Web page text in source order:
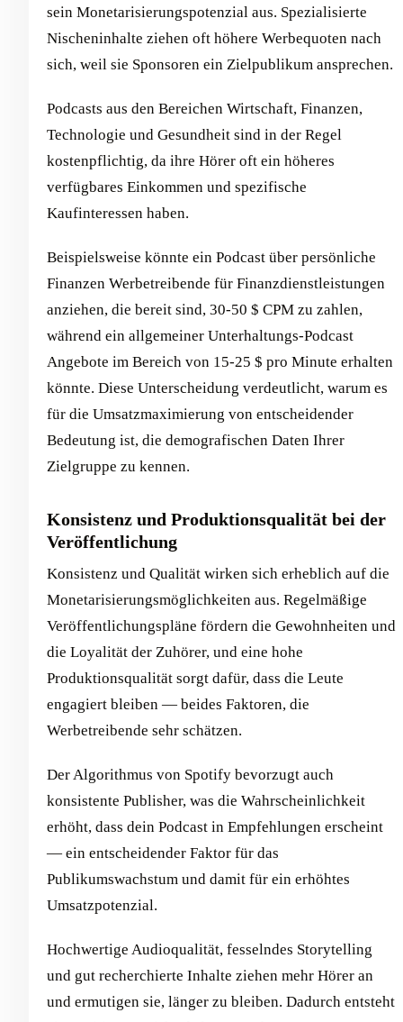
sein Monetarisierungspotenzial aus. Spezialisierte
Nischeninhalte ziehen oft höhere Werbequoten nach
sich, weil sie Sponsoren ein Zielpublikum ansprechen.
Podcasts aus den Bereichen Wirtschaft, Finanzen,
Technologie und Gesundheit sind in der Regel
kostenpflichtig, da ihre Hörer oft ein höheres
verfügbares Einkommen und spezifische
Kaufinteressen haben.
Beispielsweise könnte ein Podcast über persönliche
Finanzen Werbetreibende für Finanzdienstleistungen
anziehen, die bereit sind, 30-50 $ CPM zu zahlen,
während ein allgemeiner Unterhaltungs-Podcast
Angebote im Bereich von 15-25 $ pro Minute erhalten
könnte. Diese Unterscheidung verdeutlicht, warum es
für die Umsatzmaximierung von entscheidender
Bedeutung ist, die demografischen Daten Ihrer
Zielgruppe zu kennen.
Konsistenz und Produktionsqualität bei der
Veröffentlichung
Konsistenz und Qualität wirken sich erheblich auf die
Monetarisierungsmöglichkeiten aus. Regelmäßige
Veröffentlichungspläne fördern die Gewohnheiten und
die Loyalität der Zuhörer, und eine hohe
Produktionsqualität sorgt dafür, dass die Leute
engagiert bleiben — beides Faktoren, die
Werbetreibende sehr schätzen.
Der Algorithmus von Spotify bevorzugt auch
konsistente Publisher, was die Wahrscheinlichkeit
erhöht, dass dein Podcast in Empfehlungen erscheint
— ein entscheidender Faktor für das
Publikumswachstum und damit für ein erhöhtes
Umsatzpotenzial.
Hochwertige Audioqualität, fesselndes Storytelling
und gut recherchierte Inhalte ziehen mehr Hörer an
und ermutigen sie, länger zu bleiben. Dadurch entsteht